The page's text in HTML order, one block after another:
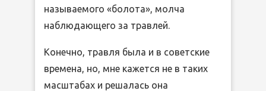
называемого «болота», молча
наблюдающего за травлей.
Конечно, травля была и в советские
времена, но, мне кажется не в таких
масштабах и решалась она